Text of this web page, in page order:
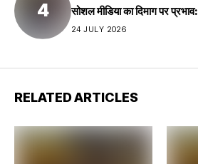
सोशल मीडिया का दिमाग पर प्रभाव:
24 JULY 2026
RELATED ARTICLES